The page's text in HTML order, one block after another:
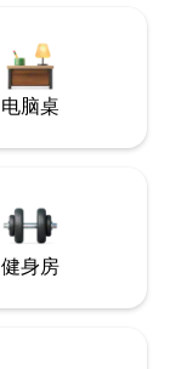
电脑桌
健身房